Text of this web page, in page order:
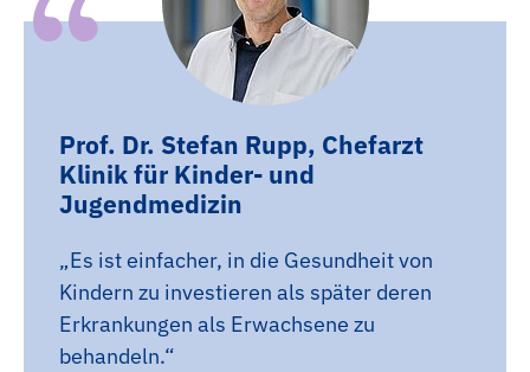
Prof. Dr. Stefan Rupp, Chefarzt
Klinik für Kinder- und
Jugendmedizin
„Es ist einfacher, in die Gesundheit von
Kindern zu investieren als später deren
Erkrankungen als Erwachsene zu
behandeln.“